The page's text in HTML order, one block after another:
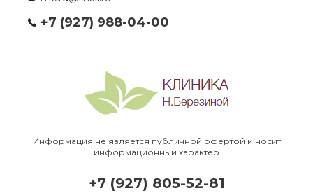
+7 (927) 988-04-00
Информация не является публичной офертой и носит
информационный характер
+7 (927) 805-52-81